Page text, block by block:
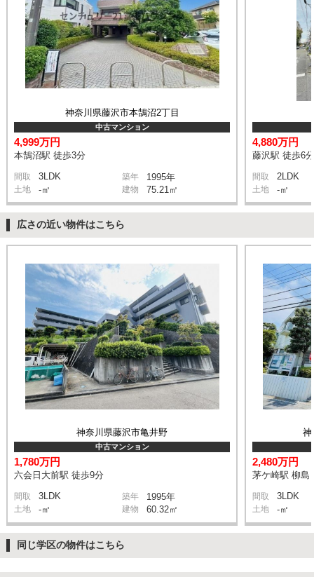
神奈川県藤沢市本鵠沼2丁目
中古マンション
4,999万円
本鵠沼駅 徒歩3分
間取 3LDK 築年 1995年
土地 -㎡ 建物 75.21㎡
4,880万円
藤沢駅 徒歩6分
間取 2LDK
土地 -㎡
広さの近い物件はこちら
神奈川県藤沢市亀井野
中古マンション
1,780万円
六会日大前駅 徒歩9分
間取 3LDK 築年 1995年
土地 -㎡ 建物 60.32㎡
神
2,480万円
茅ケ崎駅 柳島
間取 3LDK
土地 -㎡
同じ学区の物件はこちら